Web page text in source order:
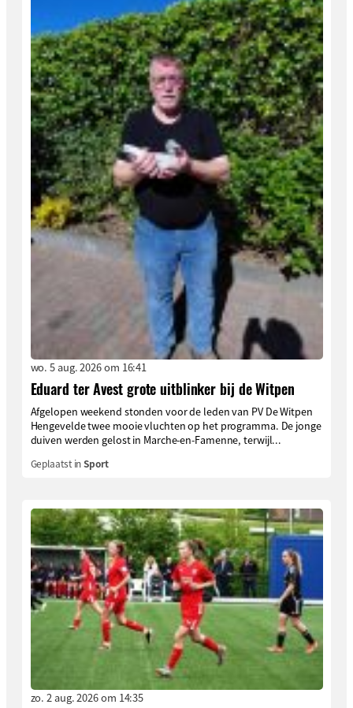
wo. 5 aug. 2026 om 16:41
Eduard ter Avest grote uitblinker bij de Witpen
Afgelopen weekend stonden voor de leden van PV De Witpen
Hengevelde twee mooie vluchten op het programma. De jonge
duiven werden gelost in Marche-en-Famenne, terwijl...
Geplaatst inSport
zo. 2 aug. 2026 om 14:35